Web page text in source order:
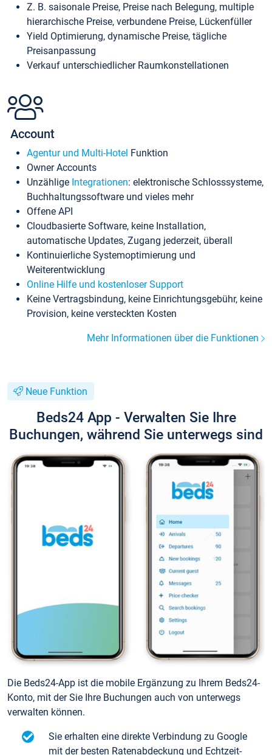
Z. B. saisonale Preise, Preise nach Belegung, multiple
hierarchische Preise, verbundene Preise, Lückenfüller
Yield Optimierung, dynamische Preise, tägliche
Preisanpassung
Verkauf unterschiedlicher Raumkonstellationen
Account
Agentur und Multi-Hotel Funktion
Owner Accounts
Unzählige Integrationen: elektronische Schlosssysteme,
Buchhaltungssoftware und vieles mehr
Offene API
Cloudbasierte Software, keine Installation,
automatische Updates, Zugang jederzeit, überall
Kontinuierliche Systemoptimierung und
Weiterentwicklung
Online Hilfe und kostenloser Support
Keine Vertragsbindung, keine Einrichtungsgebühr, keine
Provision, keine versteckten Kosten
Mehr Informationen über die Funktionen
Neue Funktion
Beds24 App - Verwalten Sie Ihre
Buchungen, während Sie unterwegs sind
Die Beds24-App ist die mobile Ergänzung zu Ihrem Beds24-
Konto, mit der Sie Ihre Buchungen auch von unterwegs
verwalten können.
Sie erhalten eine direkte Verbindung zu Google
mit der besten Ratenabdeckung und Echtzeit-